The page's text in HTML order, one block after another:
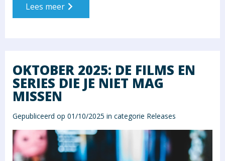
Lees meer
OKTOBER 2025: DE FILMS EN
SERIES DIE JE NIET MAG
MISSEN
Gepubliceerd op 01/10/2025 in categorie Releases